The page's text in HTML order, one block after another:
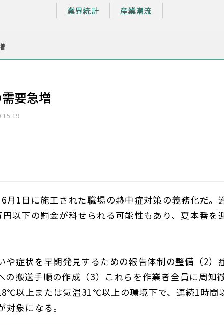
業界統計 産業潮流
要急増
15:19
1日に施工された職場の熱中症対策の義務化だ。
以下の罰金が科せられる可能性もあり、夏本番を
や症状を早期発見するための報告体制の整備（2）
搬送手順の作成（3）これらを作業者全員に周知
以上または気温31℃以上の環境下で、連続1時間
象になる。